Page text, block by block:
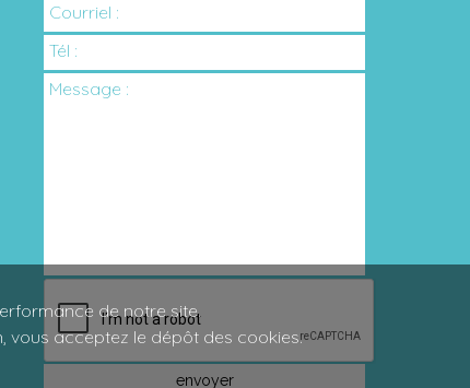
Courriel :
Tél :
Message :
de notre site.
vous acceptez le dépôt des cookies.